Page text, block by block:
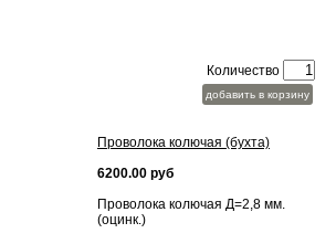
Количество
добавить в корзину
Проволока колючая (бухта)
6200.00 руб
Проволока колючая Д=2,8 мм.
(оцинк.)